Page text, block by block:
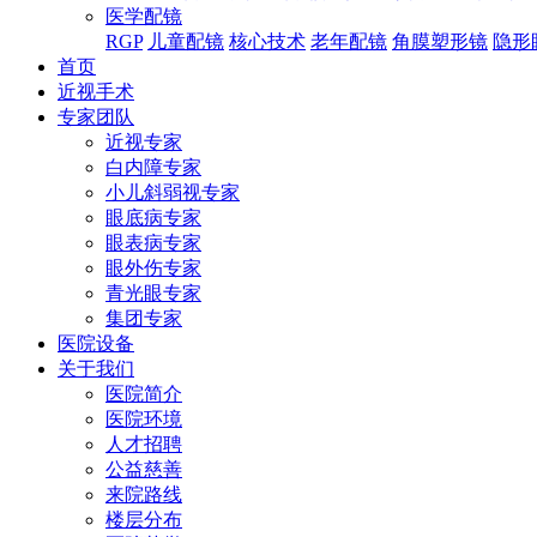
医学配镜
RGP 儿童配镜 核心技术 老年配镜 角膜塑形镜 隐形
首页
近视手术
专家团队
近视专家
白内障专家
小儿斜弱视专家
眼底病专家
眼表病专家
眼外伤专家
青光眼专家
集团专家
医院设备
关于我们
医院简介
医院环境
人才招聘
公益慈善
来院路线
楼层分布